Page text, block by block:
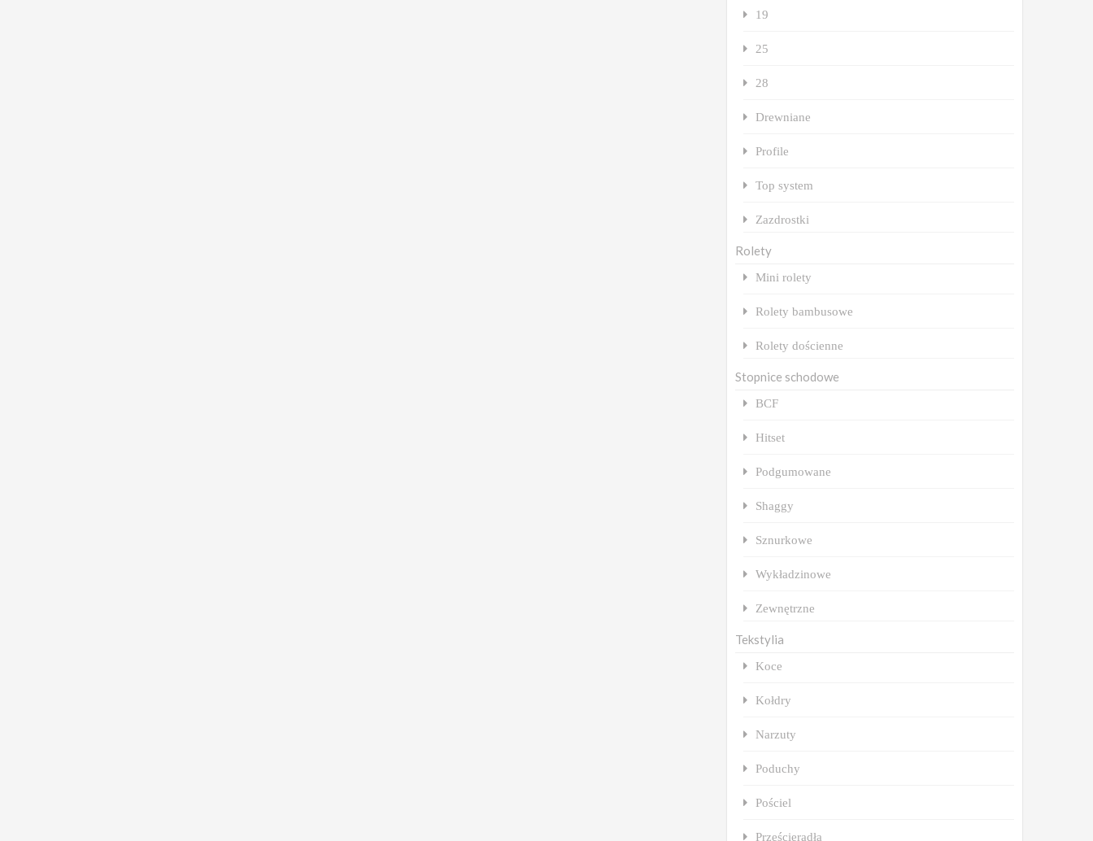
19
25
28
Drewniane
Profile
Top system
Zazdrostki
Rolety
Mini rolety
Rolety bambusowe
Rolety dościenne
Stopnice schodowe
BCF
Hitset
Podgumowane
Shaggy
Sznurkowe
Wykładzinowe
Zewnętrzne
Tekstylia
Koce
Kołdry
Narzuty
Poduchy
Pościel
Prześcieradła